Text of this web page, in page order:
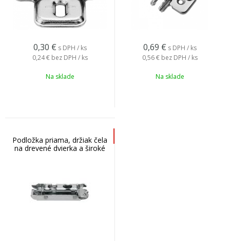
0,30 € s DPH / ks
0,24 € bez DPH / ks
Na sklade
0,69 € s DPH / ks
0,56 € bez DPH / ks
Na sklade
Podložka priama, držiak čela
na drevené dvierka a široké